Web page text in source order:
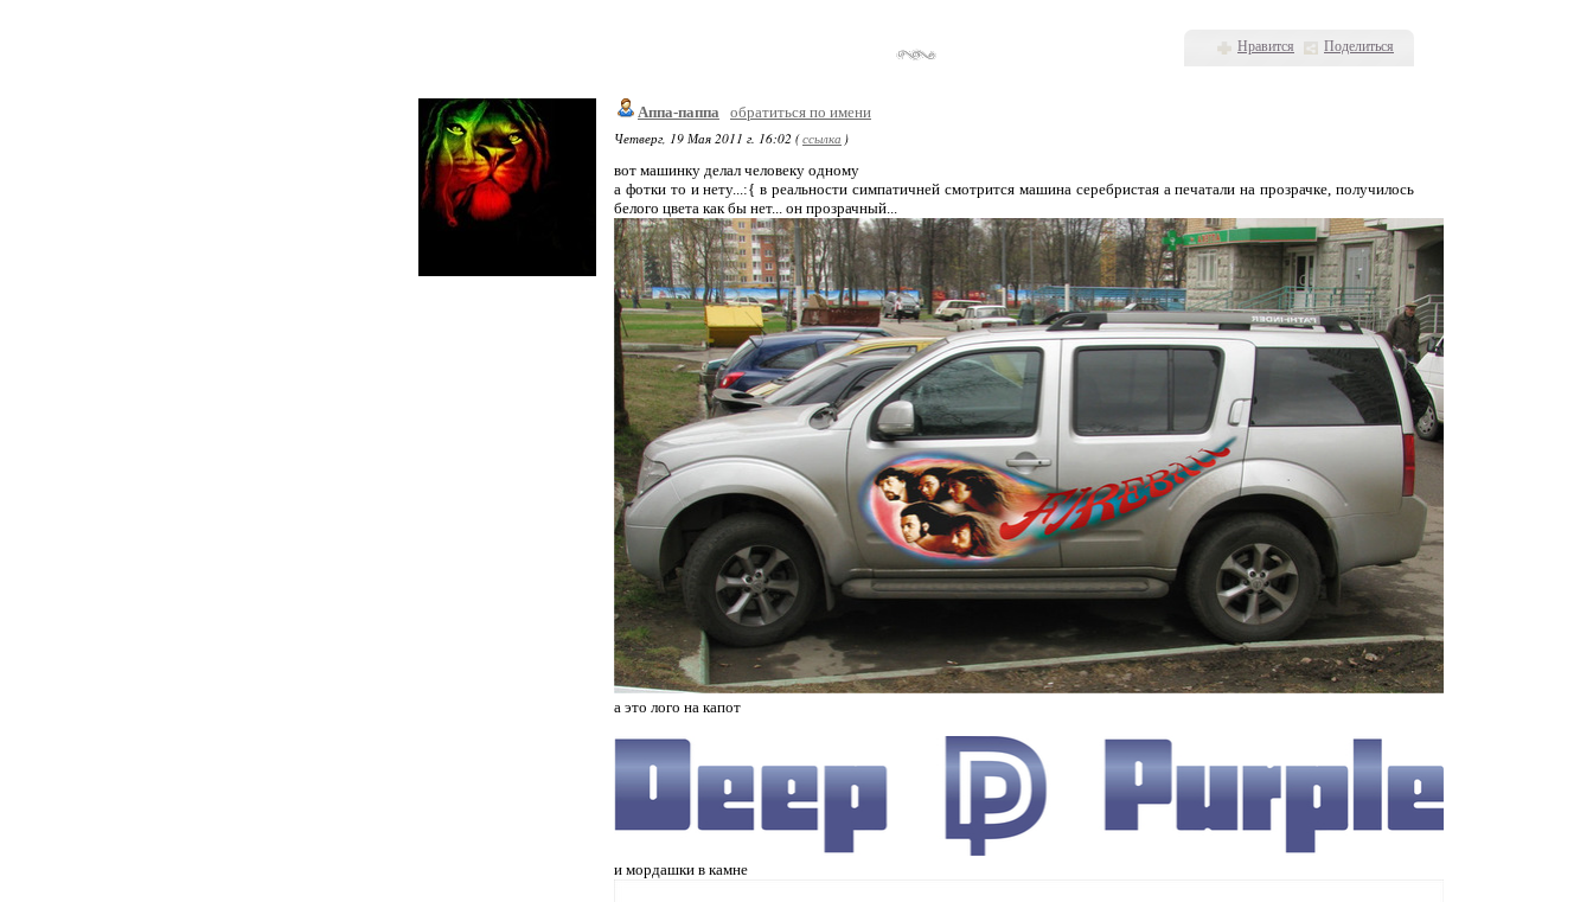
Нравится Поделиться
Аппа-паппа
обратиться по имени
Четверг, 19 Мая 2011 г. 16:02 (ссылка )
вот машинку делал человеку одному
а фотки то и нету...:{ в реальности симпатичней смотрится машина серебристая а печатали на прозрачке, получилось
белого цвета как бы нет... он прозрачный...
а это лого на капот
и мордашки в камне